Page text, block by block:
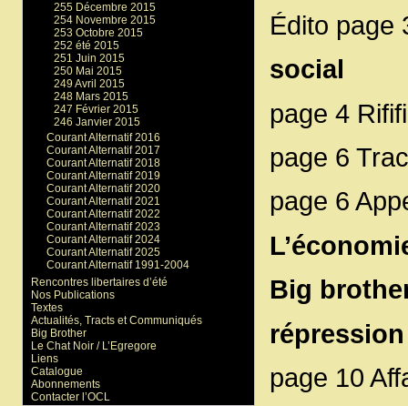
Édito page
social
page 4
page 6
page 6
Big
répression
page 10
255 Décembre 2015
254 Novembre 2015
253 Octobre 2015
252 été 2015
251 Juin 2015
250 Mai 2015
249 Avril 2015
248 Mars 2015
247 Février 2015
246 Janvier 2015
Courant Alternatif 2016
Courant Alternatif 2017
Courant Alternatif 2018
Courant Alternatif 2019
Courant Alternatif 2020
Courant Alternatif 2021
Courant Alternatif 2022
Courant Alternatif 2023
Courant Alternatif 2024
Courant Alternatif 2025
Courant Alternatif 1991-2004
Rencontres libertaires d’été
Nos Publications
Textes
Actualités, Tracts et Communiqués
Big Brother
Le Chat Noir / L’Egregore
Liens
Catalogue
Abonnements
Contacter l’OCL